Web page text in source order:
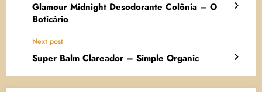
Glamour Midnight Desodorante Colônia – O
Boticário
Next post
Super Balm Clareador – Simple Organic